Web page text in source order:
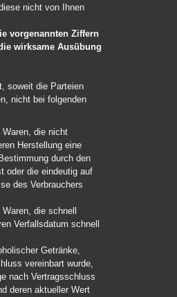
nicht von Ihnen
vorgenannten Ziffern
wirksame Ausübung
soweit die Parteien
nicht bei folgenden
Waren, die nicht
Herstellung eine
durch den
oder die eindeutig auf
des Verbrauchers
die schnell
Verfallsdatum schnell
Getränke,
vereinbart wurde,
nach Vertragsschluss
deren aktueller Wert